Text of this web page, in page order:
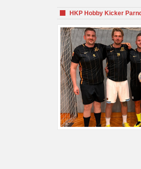
HKP Hobby Kicker